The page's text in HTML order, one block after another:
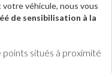
véhicule, nous vous
de sensibilisation à la
points situés à proximité